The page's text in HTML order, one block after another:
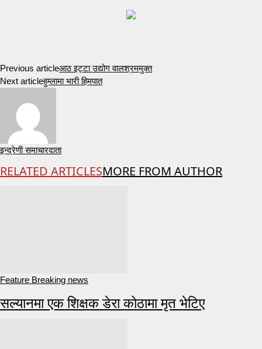
Previous articleआठ इट्टा उद्योग वालश्रममुक्त
Next articleहुम्लामा भारी हिमपात
इन्द्रेणी समाचारदाता
RELATED ARTICLESMORE FROM AUTHOR
Feature Breaking news
सल्यानमा एक शिक्षक डेरा कोठामा मृत भेटिए